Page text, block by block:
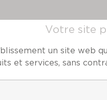
Votre site
un site web
et services, sans